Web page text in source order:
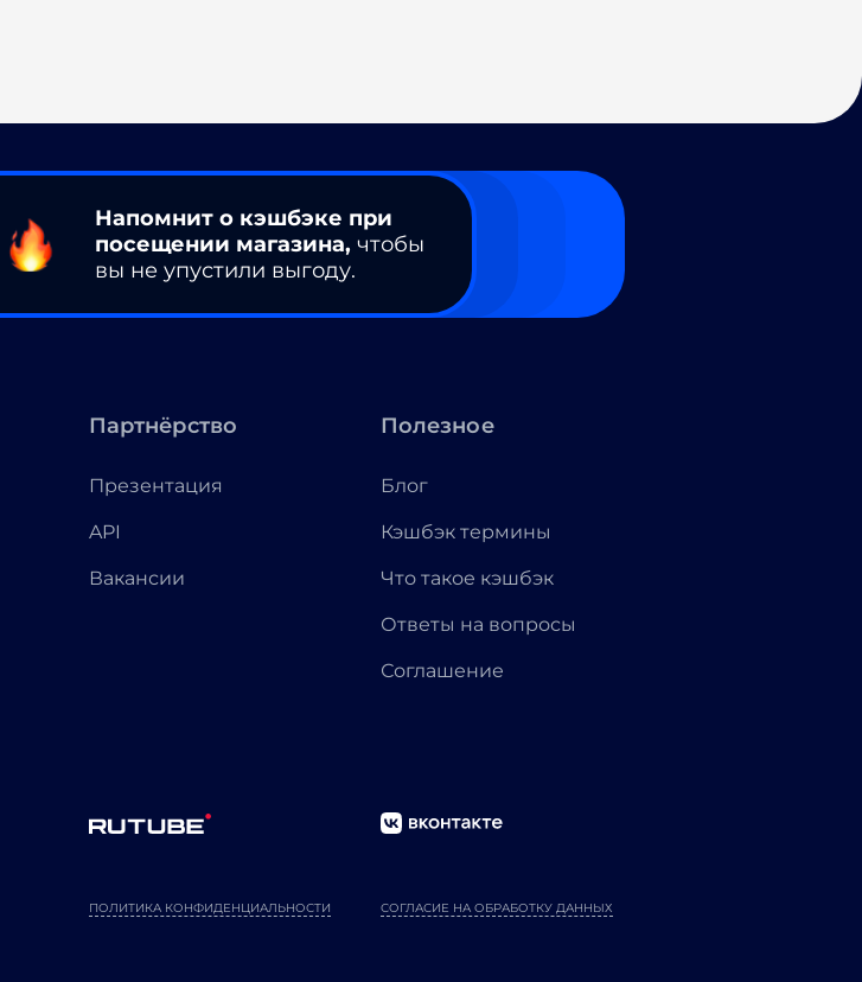
Напомнит о кэшбэке при
посещении магазина, чтобы
вы не упустили выгоду.
Партнёрство
Презентация
API
Вакансии
Полезное
Блог
Кэшбэк термины
Что такое кэшбэк
Ответы на вопросы
Соглашение
ПОЛИТИКА КОНФИДЕНЦИАЛЬНОСТИ СОГЛАСИЕ НА ОБРАБОТКУ ДАННЫХ